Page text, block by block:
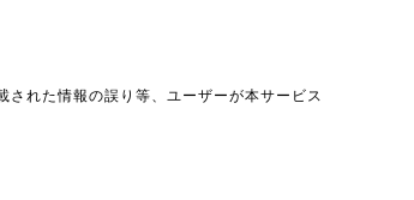
れた情報の誤り等、ユーザーが本サービス